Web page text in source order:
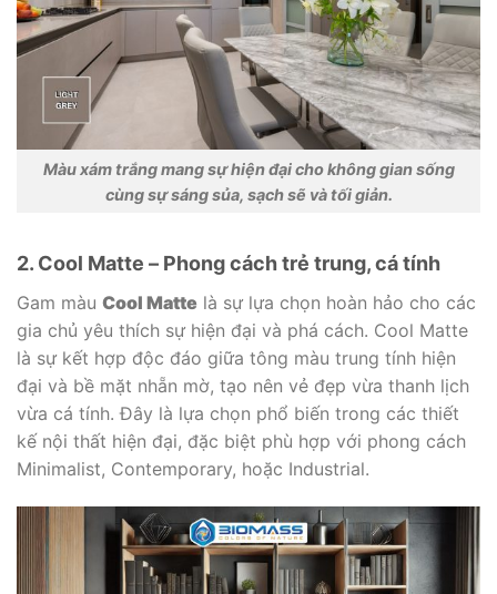
Màu xám trắng mang sự hiện đại cho không gian sống
cùng sự sáng sủa, sạch sẽ và tối giản.
2. Cool Matte – Phong cách trẻ trung, cá tính
Gam màu Cool Matte là sự lựa chọn hoàn hảo cho các
gia chủ yêu thích sự hiện đại và phá cách. Cool Matte
là sự kết hợp độc đáo giữa tông màu trung tính hiện
đại và bề mặt nhẵn mờ, tạo nên vẻ đẹp vừa thanh lịch
vừa cá tính. Đây là lựa chọn phổ biến trong các thiết
kế nội thất hiện đại, đặc biệt phù hợp với phong cách
Minimalist, Contemporary, hoặc Industrial.